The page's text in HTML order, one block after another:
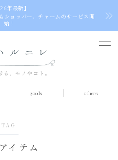
年最新】
ショッパー、チャームのサービス開
始！
goods others
TAG
イテム